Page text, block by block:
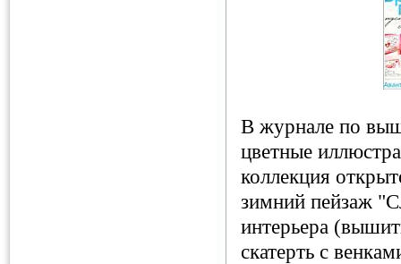
В журнале по
цветные
коллекция
зимний пейзаж
интерьера
скатерть с